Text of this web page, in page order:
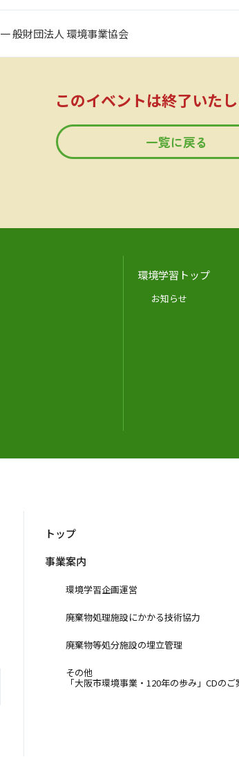
一 般財団法人 環境事業協会
このイベントは終了いたし
一覧に戻る
環境学習トップ
お知らせ
トップ
事業案内
環境学習企画運営
廃棄物処理施設にかかる技術協力
廃棄物等処分施設の埋立管理
その他
「大阪市環境事業・120年の歩み」CDのご